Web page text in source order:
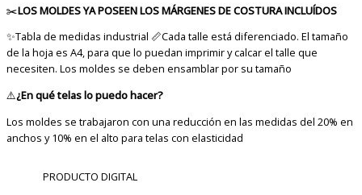
✂️LOS MOLDES YA POSEEN LOS MÁRGENES DE COSTURA INCLUÍDOS
✨Tabla de medidas industrial 📏Cada talle está diferenciado. El tamaño
de la hoja es A4, para que lo puedan imprimir y calcar el talle que
necesiten. Los moldes se deben ensamblar por su tamaño
⚠️¿En qué telas lo puedo hacer?
Los moldes se trabajaron con una reducción en las medidas del 20% en
anchos y 10% en el alto para telas con elasticidad
PRODUCTO DIGITAL